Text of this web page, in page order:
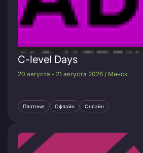
C-level Days
20 августа - 21 августа 2026 / Минск
Платные Офлайн Онлайн